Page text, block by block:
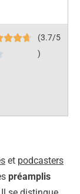
(3.7/5
)
et podcasters
préamplis